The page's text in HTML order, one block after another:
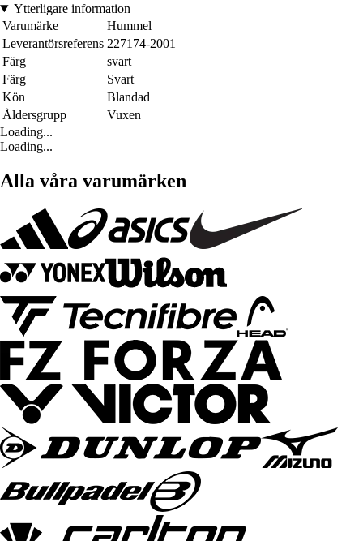
Ytterligare information
Varumärke
Hummel
Leverantörsreferens 227174-2001
Färg
svart
Färg
Svart
Kön
Blandad
Åldersgrupp
Vuxen
Loading...
Loading...
Alla våra varumärken